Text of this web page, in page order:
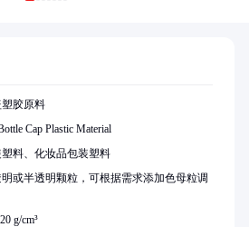
胶原料
Cap Plastic Material
料、化妆品包装塑料
或半透明颗粒，可根据需求添加色母粒调
g/cm³